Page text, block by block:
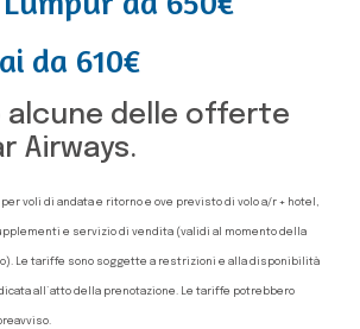
da 610€
alcune delle offerte
Airways.
voli di andata e ritorno e ove previsto di volo a/r + hotel,
e servizio di vendita (validi al momento della
Le tariffe sono soggette a restrizioni e alla disponibilità
all´atto della prenotazione. Le tariffe potrebbero